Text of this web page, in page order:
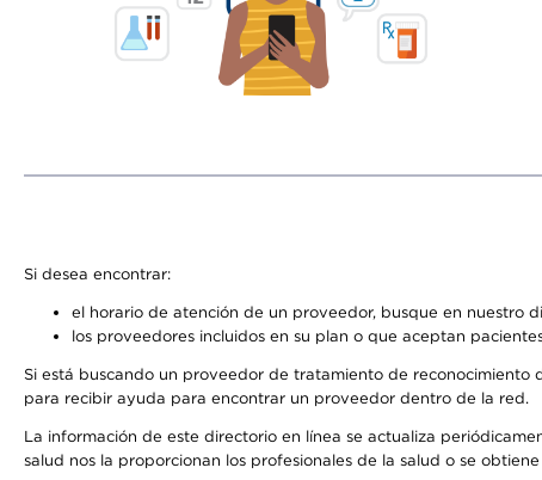
Si desea encontrar:
el horario de atención de un proveedor, busque en nuestro
los proveedores incluidos en su plan o que aceptan
Si está buscando un proveedor de tratamiento de
para recibir ayuda para encontrar un proveedor dentro de la red.
La información de este directorio en línea se actualiza
salud nos la proporcionan los profesionales de la salud o se